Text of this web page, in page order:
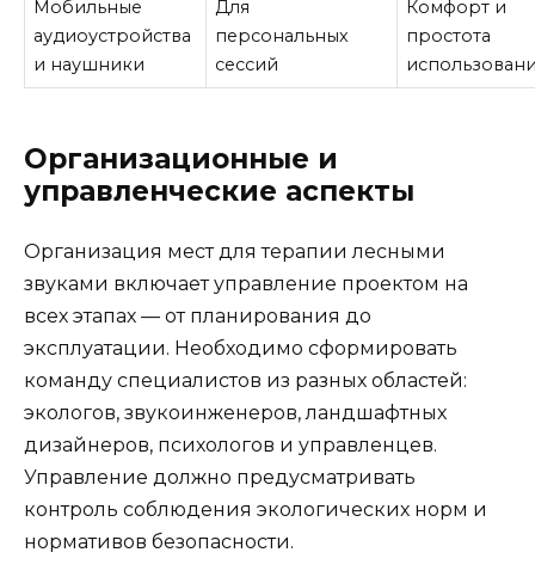
Мобильные
аудиоустройства
и наушники
Для
персональных
сессий
Комфорт и
простота
Организационные и
управленческие аспекты
Организация мест для терапии лесными
звуками включает управление проектом на
всех этапах — от планирования до
эксплуатации. Необходимо сформировать
команду специалистов из разных областей:
экологов, звукоинженеров, ландшафтных
дизайнеров, психологов и управленцев.
Управление должно предусматривать
контроль соблюдения экологических норм и
нормативов безопасности.